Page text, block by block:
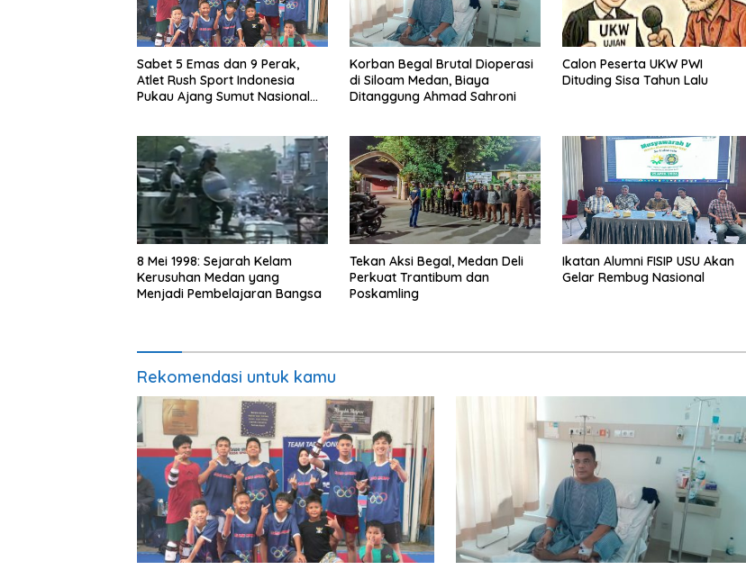
Sabet 5 Emas dan 9 Perak,
Atlet Rush Sport Indonesia
Pukau Ajang Sumut Nasional
Korban Begal Brutal Dioperasi
di Siloam Medan, Biaya
Ditanggung Ahmad Sahroni
Calon Peserta UKW PWI
Dituding Sisa Tahun Lalu
8 Mei 1998: Sejarah Kelam
Kerusuhan Medan yang
Menjadi Pembelajaran Bangsa
Tekan Aksi Begal, Medan Deli
Perkuat Trantibum dan
Poskamling
Ikatan Alumni FISIP USU Akan
Gelar Rembug Nasional
Rekomendasi untuk kamu